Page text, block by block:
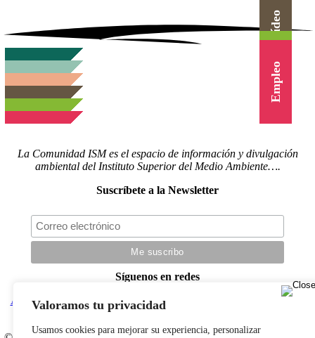
Valoramos tu privacidad
Usamos cookies para mejorar su experiencia, personalizar
Blog
Agenda
Canal Vídeo
Cursos
Empleo
La Comunidad ISM es el espacio de información y divulgación
ambiental del Instituto Superior del Medio Ambiente….
Suscríbete a la Newsletter
Síguenos en redes
Actualidad
|Agenda Herramientas Cursos
Empleo| Newsletter